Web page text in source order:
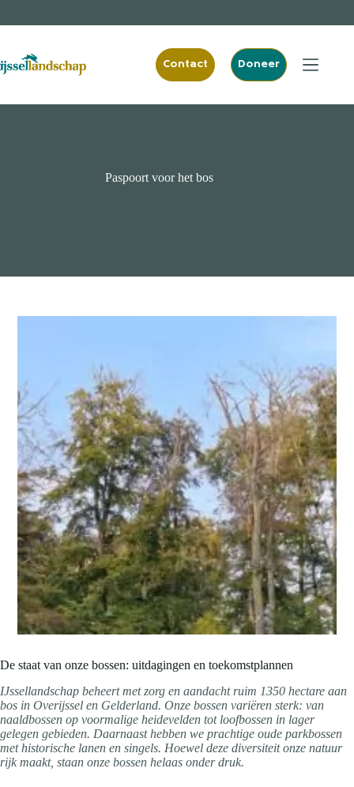
Contact Doneer
Paspoort voor het bos
De staat van onze bossen: uitdagingen en toekomstplannen
IJssellandschap beheert met zorg en aandacht ruim 1350 hectare aan
bos in Overijssel en Gelderland. Onze bossen variëren sterk: van
naaldbossen op voormalige heidevelden tot loofbossen in lager
gelegen gebieden. Daarnaast hebben we prachtige oude parkbossen
met historische lanen en singels. Hoewel deze diversiteit onze natuur
rijk maakt, staan onze bossen helaas onder druk.